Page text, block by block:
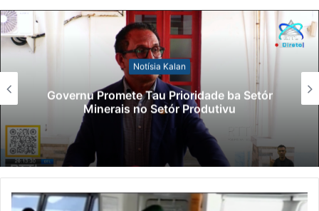
Notísia Kalan
Governu Promete Tau Prioridade ba Setór
Minerais no Setór Produtivu